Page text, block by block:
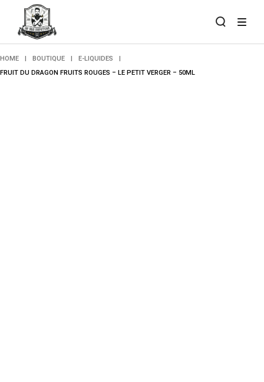
content
HOME BOUTIQUE
E-LIQUIDES
FRUIT DU DRAGON FRUITS ROUGES – LE PETIT VERGER – 50ML